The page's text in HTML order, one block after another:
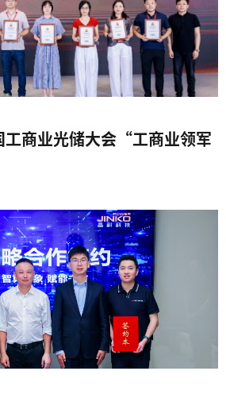
工商业光储大会“工商业领军